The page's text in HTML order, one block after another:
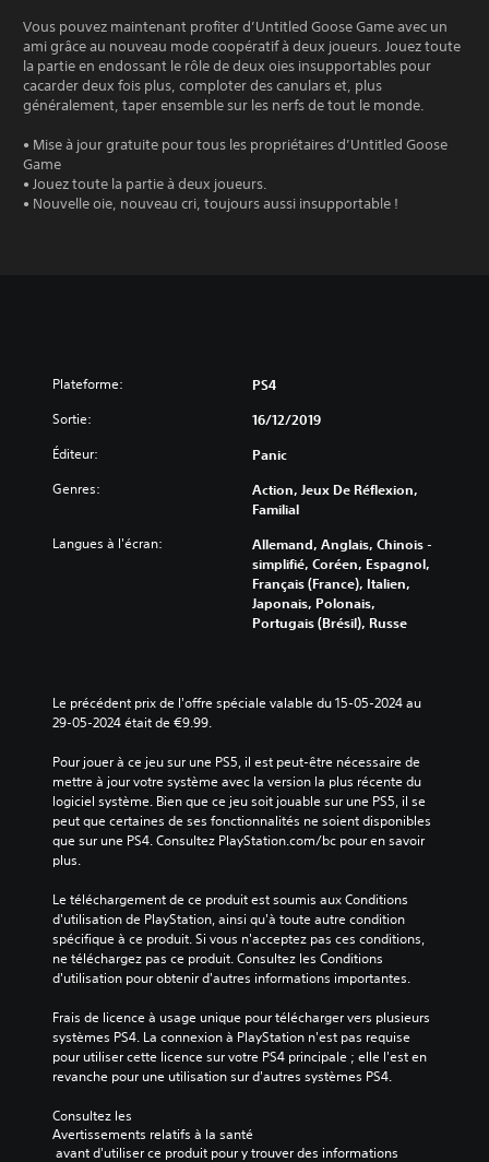
Vous pouvez maintenant profiter d’Untitled Goose Game avec un
ami grâce au nouveau mode coopératif à deux joueurs. Jouez toute
la partie en endossant le rôle de deux oies insupportables pour
cacarder deux fois plus, comploter des canulars et, plus
généralement, taper ensemble sur les nerfs de tout le monde.
• Mise à jour gratuite pour tous les propriétaires d’Untitled Goose
Game
• Jouez toute la partie à deux joueurs.
• Nouvelle oie, nouveau cri, toujours aussi insupportable !
Plateforme: PS4
Sortie: 16/12/2019
Éditeur: Panic
Genres:
Action, Jeux De Réflexion,
Familial
Langues à l'écran:
Allemand, Anglais, Chinois -
simplifié, Coréen, Espagnol,
Français (France), Italien,
Japonais, Polonais,
Portugais (Brésil), Russe
Le précédent prix de l'offre spéciale valable du 15-05-2024 au
29-05-2024 était de €9.99.
Pour jouer à ce jeu sur une PS5, il est peut-être nécessaire de
mettre à jour votre système avec la version la plus récente du
logiciel système. Bien que ce jeu soit jouable sur une PS5, il se
peut que certaines de ses fonctionnalités ne soient disponibles
que sur une PS4. Consultez PlayStation.com/bc pour en savoir
plus.
Le téléchargement de ce produit est soumis aux Conditions
d'utilisation de PlayStation, ainsi qu'à toute autre condition
spécifique à ce produit. Si vous n'acceptez pas ces conditions,
ne téléchargez pas ce produit. Consultez les Conditions
d'utilisation pour obtenir d'autres informations importantes.
Frais de licence à usage unique pour télécharger vers plusieurs
systèmes PS4. La connexion à PlayStation n'est pas requise
pour utiliser cette licence sur votre PS4 principale ; elle l'est en
revanche pour une utilisation sur d'autres systèmes PS4.
Consultez les
Avertissements relatifs à la santé